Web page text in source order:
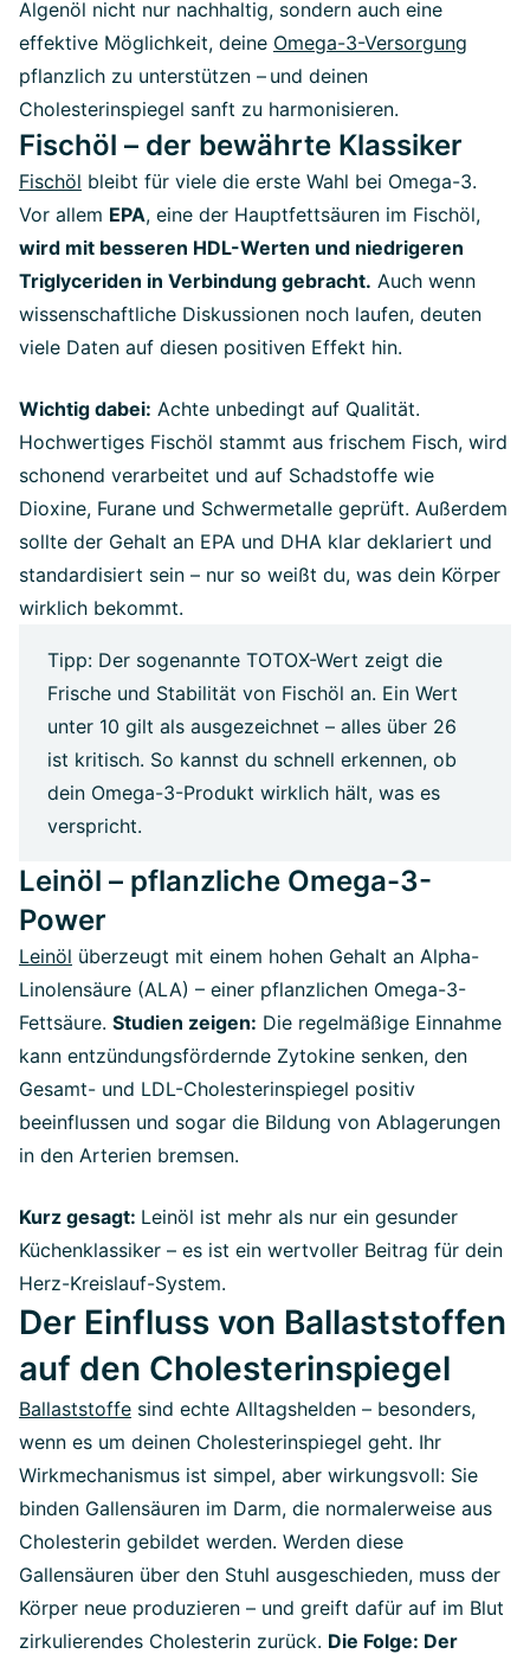
Algenöl nicht nur nachhaltig, sondern auch eine
effektive Möglichkeit, deine Omega-3-Versorgung
pflanzlich zu unterstützen – und deinen
Cholesterinspiegel sanft zu harmonisieren.
Fischöl – der bewährte Klassiker
Fischöl bleibt für viele die erste Wahl bei Omega-3.
Vor allem EPA, eine der Hauptfettsäuren im Fischöl,
wird mit besseren HDL-Werten und niedrigeren
Triglyceriden in Verbindung gebracht. Auch wenn
wissenschaftliche Diskussionen noch laufen, deuten
viele Daten auf diesen positiven Effekt hin.
Wichtig dabei: Achte unbedingt auf Qualität.
Hochwertiges Fischöl stammt aus frischem Fisch, wird
schonend verarbeitet und auf Schadstoffe wie
Dioxine, Furane und Schwermetalle geprüft. Außerdem
sollte der Gehalt an EPA und DHA klar deklariert und
standardisiert sein – nur so weißt du, was dein Körper
wirklich bekommt.
Tipp: Der sogenannte TOTOX-Wert zeigt die
Frische und Stabilität von Fischöl an. Ein Wert
unter 10 gilt als ausgezeichnet – alles über 26
ist kritisch. So kannst du schnell erkennen, ob
dein Omega-3-Produkt wirklich hält, was es
verspricht.
Leinöl – pflanzliche Omega-3-
Power
Leinöl überzeugt mit einem hohen Gehalt an Alpha-
Linolensäure (ALA) – einer pflanzlichen Omega-3-
Fettsäure. Studien zeigen: Die regelmäßige Einnahme
kann entzündungsfördernde Zytokine senken, den
Gesamt- und LDL-Cholesterinspiegel positiv
beeinflussen und sogar die Bildung von Ablagerungen
in den Arterien bremsen.
Kurz gesagt: Leinöl ist mehr als nur ein gesunder
Küchenklassiker – es ist ein wertvoller Beitrag für dein
Herz-Kreislauf-System.
Der Einfluss von Ballaststoffen
auf den Cholesterinspiegel
Ballaststoffe sind echte Alltagshelden – besonders,
wenn es um deinen Cholesterinspiegel geht. Ihr
Wirkmechanismus ist simpel, aber wirkungsvoll: Sie
binden Gallensäuren im Darm, die normalerweise aus
Cholesterin gebildet werden. Werden diese
Gallensäuren über den Stuhl ausgeschieden, muss der
Körper neue produzieren – und greift dafür auf im Blut
zirkulierendes Cholesterin zurück. Die Folge: Der